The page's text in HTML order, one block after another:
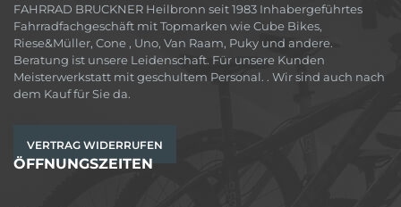
FAHRRAD BRUCKNER Heilbronn seit 1983 Inhabergeführtes
Fahrradfachgeschäft mit Topmarken wie Cube Bikes,
Riese&Müller, Cone , Uno, Van Raam, Puky und andere.
Beratung ist unsere Leidenschaft. Für unsere Kunden
Meisterwerkstatt mit geschultem Personal. . Wir sind auch nach
dem Kauf für Sie da.
VERTRAG WIDERRUFEN
ÖFFNUNGSZEITEN